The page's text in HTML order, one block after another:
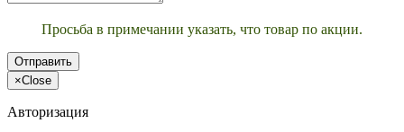
Просьба в примечании указать, что товар по акции.
Отправить
×Close
Авторизация